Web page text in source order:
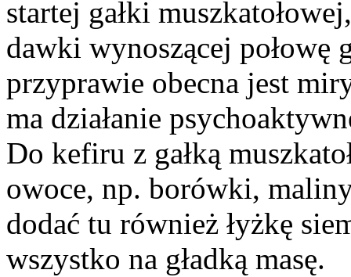
startej gałki
dawki wynoszącej połowę
przyprawie obecna jest
ma działanie
Do kefiru z gałką
owoce, np. borówki,
dodać tu również łyżkę
wszystko na gładką masę.